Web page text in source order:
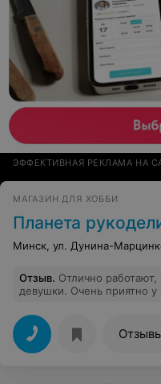
ЭФФЕКТИВНАЯ РЕКЛАМА НА
МАГАЗИН ДЛЯ ХОББИ
Планета
Минск, ул. Дунина-
Отзыв. Отлично
девушки. Очень приятно у